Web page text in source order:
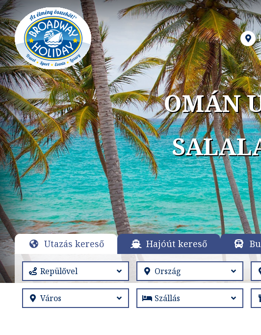
Utazás kereső Hajóút kereső